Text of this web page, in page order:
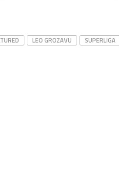
LEO GROZAVU SUPERLIGA